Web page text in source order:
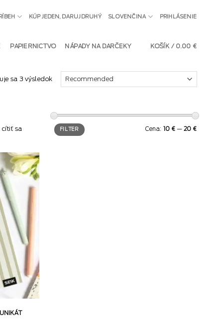
KÚP JEDEN, DARUJ DRUHÝ SLOVENČINA PRIHLÁSENIE
PAPIERNICTVO NÁPADY NA DARČEKY KOŠÍK / 0.00 €
sa 3 výsledok
cítiť sa
Minimálna
cena
Maximálna
cenaFILTER Cena: 10 € — 20 €